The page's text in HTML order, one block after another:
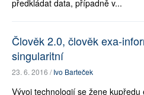
předkládat data, případně v...
Člověk 2.0, člověk exa-
singularitní
23. 6. 2016 /Ivo Barteček
Vývoj technologií se žene